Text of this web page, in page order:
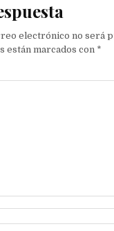
electrónico no será
están marcados con *